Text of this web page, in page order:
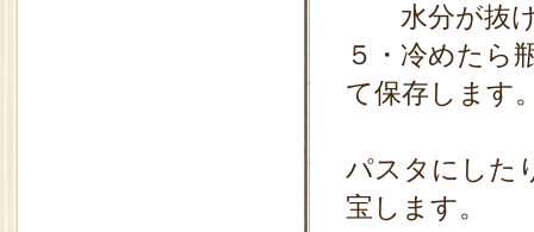
水分が抜け
５・冷めたら
て保存します
パスタにした
宝します。